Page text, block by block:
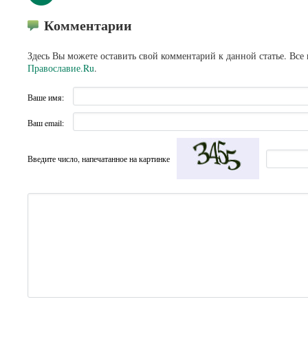
Комментарии
Здесь Вы можете оставить свой комментарий к данной статье.
Православие.Ru.
Ваше имя:
Ваш email:
Введите число, напечатанное на картинке